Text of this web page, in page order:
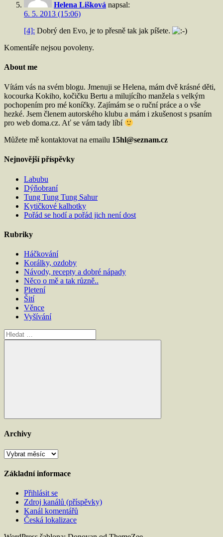
Helena Lišková napsal:
6. 5. 2013 (15:06)
[4]: Dobrý den Evo, je to přesně tak jak píšete.
Komentáře nejsou povoleny.
About me
Vítám vás na svém blogu. Jmenuji se Helena, mám dvě krásné děti,
kocourka Kokiho, kočičku Bertu a milujícího manžela s velkým
pochopením pro mé koníčky. Zajímám se o ruční práce a o vše
hezké. Jsem členem autorského klubu a mám i zkušenost s psaním
pro web doma.cz. Ať se vám tady líbí
Můžete mě kontaktovat na emailu 15hl@seznam.cz
Nejnovější příspěvky
Labubu
Dýňobraní
Tung Tung Tung Sahur
Kytičkové kalhotky
Pořád se hodí a pořád jich není dost
Rubriky
Háčkování
Korálky, ozdoby
Návody, recepty a dobré nápady
Něco o mě a tak různě..
Pletení
Šití
Věnce
Vyšívání
Hledat:
Hledat
Archivy
Archivy
Základní informace
Přihlásit se
Zdroj kanálů (příspěvky)
Kanál komentářů
Česká lokalizace